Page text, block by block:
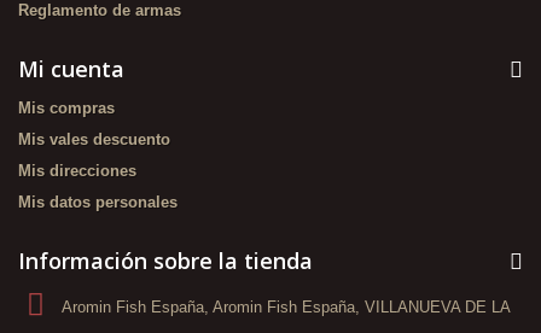
Reglamento de armas
Mi cuenta
Mis compras
Mis vales descuento
Mis direcciones
Mis datos personales
Información sobre la tienda
Aromin Fish España, Aromin Fish España, VILLANUEVA DE LA